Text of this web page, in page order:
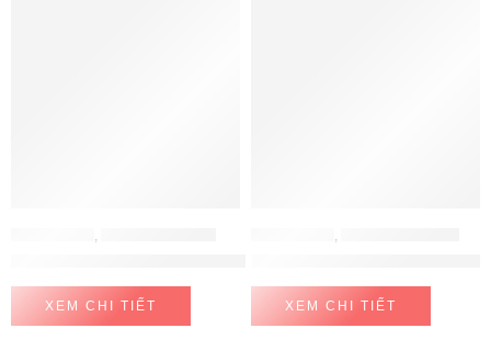
XEM CHI TIẾT XEM CHI TIẾT